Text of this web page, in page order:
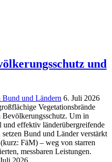
und
Bund und Ländern 6. Juli 2026
Vegetationsbrände
Um in
und effektiv länderübergreifende
Bund und Länder verstärkt
FäM) – weg von starren
messbaren Leistungen.
2026